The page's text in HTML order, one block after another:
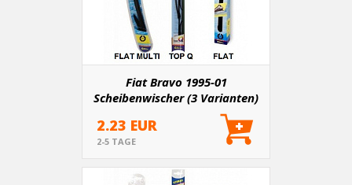
Fiat Bravo 1995-01
Scheibenwischer (3 Varianten)
2.23 EUR
2-5 TAGE